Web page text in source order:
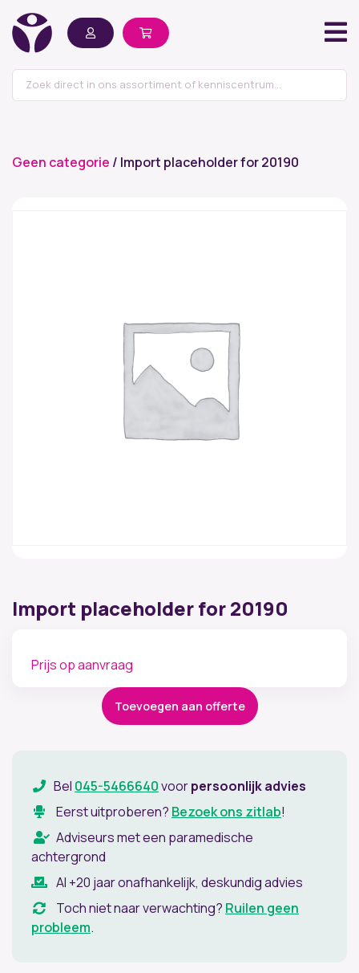
Geen categorie / Import placeholder for 20190
Import placeholder for 20190
Prijs op aanvraag
Toevoegen aan offerte
Bel 045-5466640voorpersoonlijk advies
Eerst uitproberen? Bezoek ons zitlab!
Adviseurs met een paramedische
achtergrond
Al +20 jaar onafhankelijk, deskundig advies
Toch niet naar verwachting? Ruilen geen
probleem.